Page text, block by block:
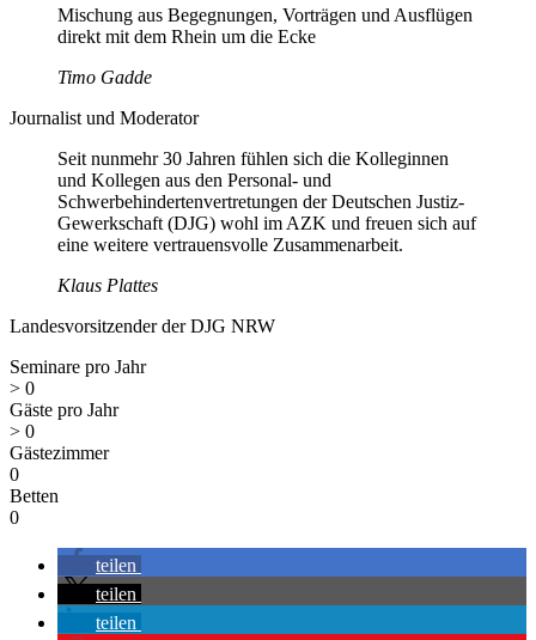
Mischung aus Begegnungen, Vorträgen und Ausflügen
direkt mit dem Rhein um die Ecke
Timo Gadde
Journalist und Moderator
Seit nunmehr 30 Jahren fühlen sich die Kolleginnen
und Kollegen aus den Personal- und
Schwerbehinderten­vertretungen der Deutschen Justiz-
Gewerkschaft (DJG) wohl im AZK und freuen sich auf
eine weitere vertrauensvolle Zusammenarbeit.
Klaus Plattes
Landesvorsitzender der DJG NRW
Seminare pro Jahr
> 0
Gäste pro Jahr
> 0
Gästezimmer
0
Betten
0
teilen
teilen
teilen